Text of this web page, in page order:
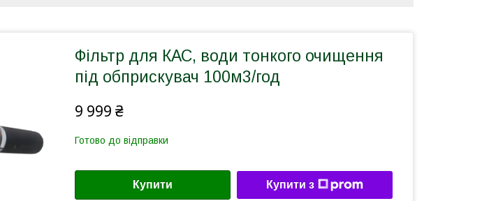
Фільтр для КАС, води тонкого очищення
під обприскувач 100м3/год
9 999 ₴
Готово до відправки
Купити Купити з